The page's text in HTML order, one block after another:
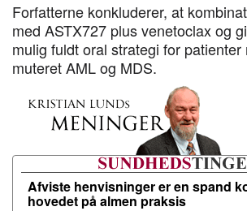
Forfatterne konkluderer, at
med ASTX727 plus venetoclax og
mulig fuldt oral strategi for patienter
muteret AML og MDS.
Afviste henvisninger er en spand
hovedet på almen praksis